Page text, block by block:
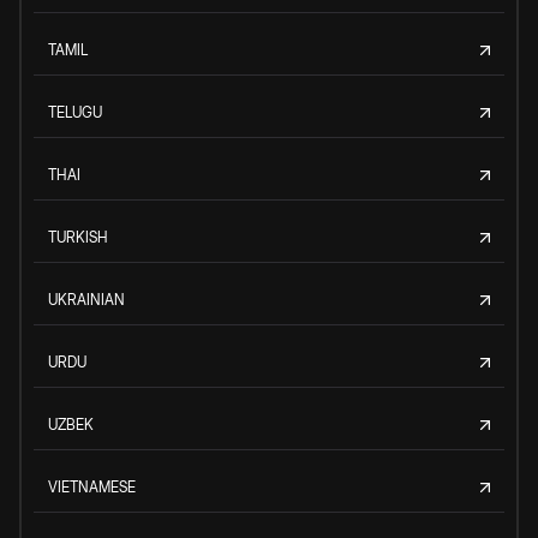
TAMIL
TELUGU
THAI
TURKISH
UKRAINIAN
URDU
UZBEK
VIETNAMESE